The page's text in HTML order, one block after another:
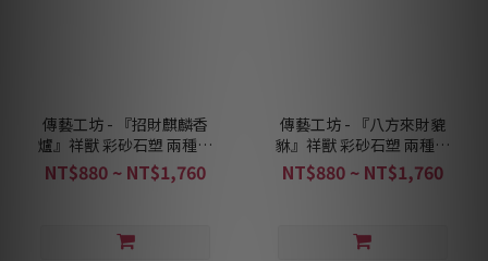
傳藝工坊 - 『招財麒麟香
爐』祥獸 彩砂石塑 兩種色
彩可選
NT$880 ~ NT$1,760
傳藝工坊 - 『八方來財貔
貅』祥獸 彩砂石塑 兩種色
彩可選
NT$880 ~ NT$1,760